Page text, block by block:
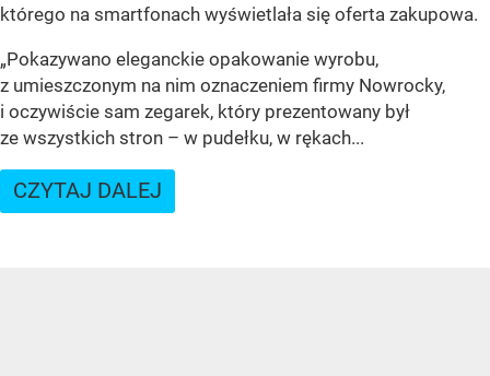
którego na smartfonach wyświetlała się oferta zakupowa.
„Pokazywano eleganckie opakowanie wyrobu,
z umieszczonym na nim oznaczeniem firmy Nowrocky,
i oczywiście sam zegarek, który prezentowany był
ze wszystkich stron – w pudełku, w rękach...
CZYTAJ DALEJ